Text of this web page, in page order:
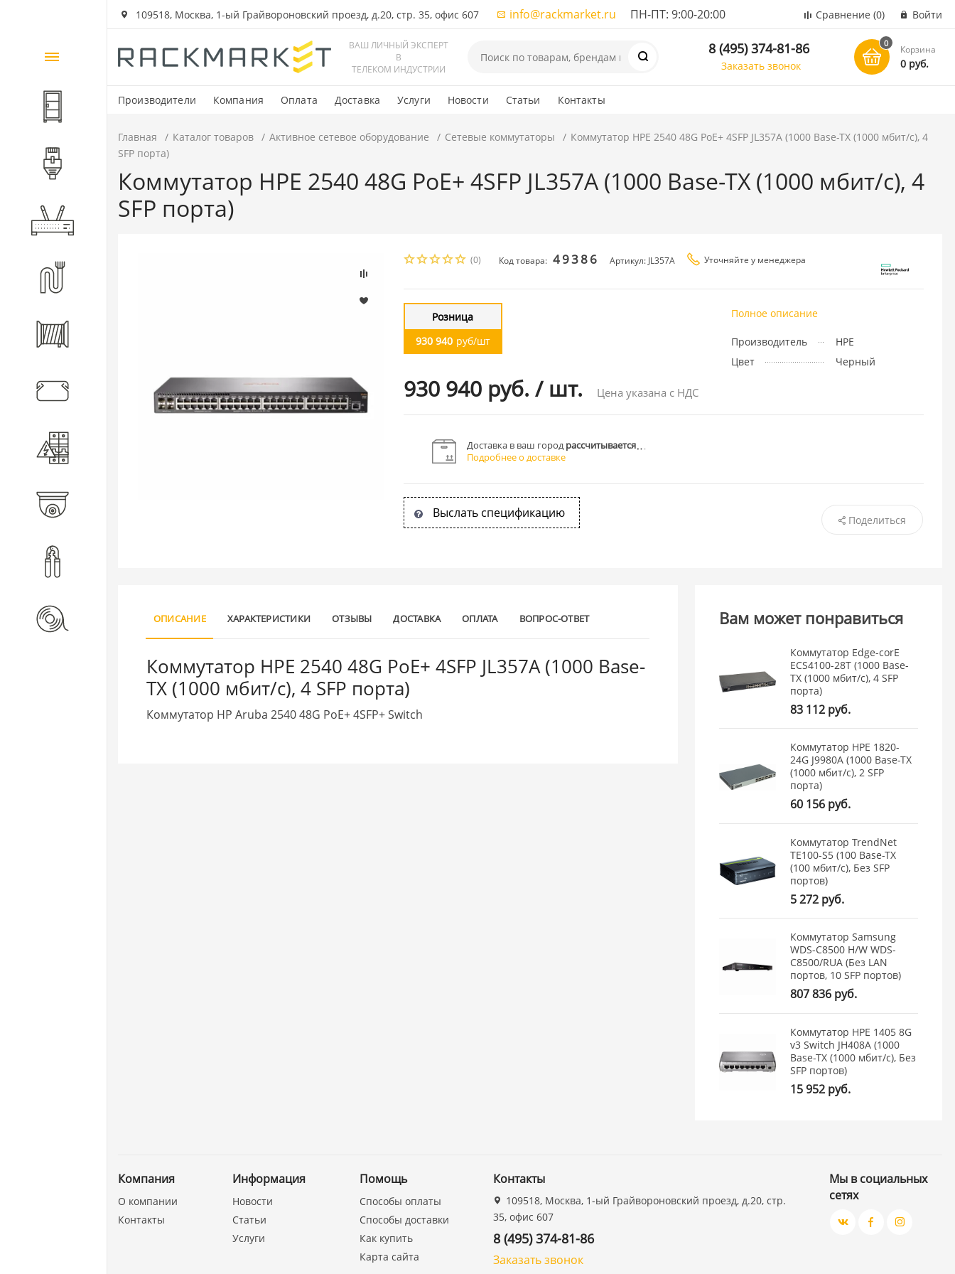
109518, Москва, 1-ый Грайвороновский проезд, д.20, стр. 35, офис 607 info@rackmarket.ru ПН-ПТ: 9:00-20:00 Сравнение (0) Войти
ВАШ ЛИЧНЫЙ ЭКСПЕРТ
В
ТЕЛЕКОМ ИНДУСТРИИ
8 (495) 374-81-86
Заказать звонок
0
Корзина
0 руб.
Производители Компания Оплата Доставка Услуги Новости Статьи Контакты
Каталог
товаров
Шкафы и стойки
Компоненты СКС
Активное оборудование
Кабеленесущие системы
Расходные материалы
Главная Каталог товаров Активное сетевое оборудование Сетевые коммутаторы
Коммутатор HPE 2540 48G PoE+ 4SFP JL357A (1000 Base-TX (1000 мбит/с), 4
SFP порта)
Коммутатор HPE 2540 48G PoE+ 4SFP JL357A (1000 Base-TX (1000 мбит/с), 4
SFP порта)
(0) Код товара: 49386 Артикул: JL357A Уточняйте у менеджера
Розница
930 940 руб/шт
930 940 руб. / шт. Цена указана с НДС
Полное описание
Производитель
HPE
Цвет
Черный
Доставка в ваш городрассчитывается
Подробнее о доставке
Выслать спецификацию Поделиться
ОПИСАНИЕ ХАРАКТЕРИСТИКИ ОТЗЫВЫ ДОСТАВКА ОПЛАТА ВОПРОС-ОТВЕТ
Коммутатор HPE 2540 48G PoE+ 4SFP JL357A (1000 Base-
TX (1000 мбит/с), 4 SFP порта)
Коммутатор HP Aruba 2540 48G PoE+ 4SFP+ Switch
Вам может понравиться
Коммутатор Edge-corE
ECS4100-28T (1000 Base-
TX (1000 мбит/с), 4 SFP
порта)
83 112 руб.
Коммутатор HPE 1820-
24G J9980A (1000 Base-TX
(1000 мбит/с), 2 SFP
порта)
60 156 руб.
Коммутатор TrendNet
TE100-S5 (100 Base-TX
(100 мбит/с), Без SFP
портов)
5 272 руб.
Коммутатор Samsung
WDS-C8500 H/W WDS-
C8500/RUA (Без LAN
портов, 10 SFP портов)
807 836 руб.
Коммутатор HPE 1405 8G
v3 Switch JH408A (1000
Base-TX (1000 мбит/с), Без
SFP портов)
15 952 руб.
Компания
О компании
Контакты
Информация
Новости
Статьи
Услуги
Помощь
Способы оплаты
Способы доставки
Как купить
Карта сайта
Контакты
109518, Москва, 1-ый Грайвороновский проезд, д.20, стр.
35, офис 607
8 (495) 374-81-86
Заказать звонок
Мы в социальных
сетях